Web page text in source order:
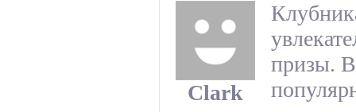
Clark
призы.